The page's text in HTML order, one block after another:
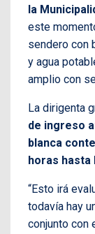
la
este
sendero con
y agua
amplio con
La dirigenta
de ingreso
blanca
horas hasta
“Esto irá
todavía hay
conjunto con